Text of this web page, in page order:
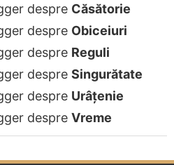
despre Căsătorie
despre Obiceiuri
despre Reguli
despre Singurătate
despre Urâțenie
despre Vreme